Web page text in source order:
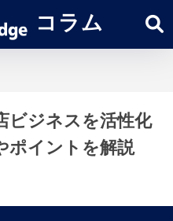
コラム
ビジネスを活性化
ポイントを解説